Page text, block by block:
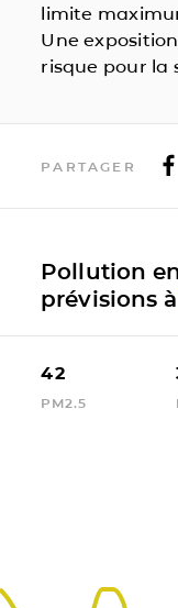
limite
Une
risque pour la
PARTAGER
Pollution
prévisions à
42
PM2.5